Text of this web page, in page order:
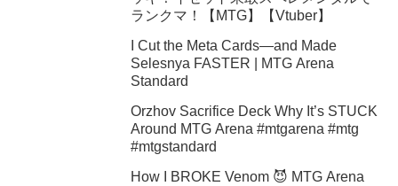
ランクマ！【MTG】【Vtuber】
I Cut the Meta Cards—and Made
Selesnya FASTER | MTG Arena
Standard
Orzhov Sacrifice Deck Why It’s STUCK
Around MTG Arena #mtgarena #mtg
#mtgstandard
How I BROKE Venom 😈 MTG Arena